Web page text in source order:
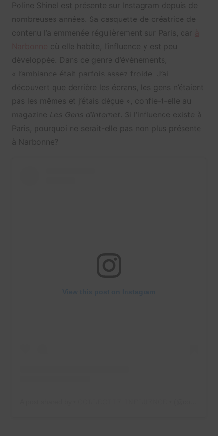
Poline Shinel est présente sur Instagram depuis de
nombreuses années. Sa casquette de créatrice de
contenu l’a emmenée régulièrement sur Paris, car
où elle habite, l’influence y est peu
développée. Dans ce genre d’événements,
« l’ambiance était parfois assez froide. J’ai
découvert que derrière les écrans, les gens n’étaient
pas les mêmes et j’étais déçue », confie-t-elle au
magazine Les Gens d’Internet . Si l’influence existe à
Paris, pourquoi ne serait-elle pas non plus présente
à Narbonne?